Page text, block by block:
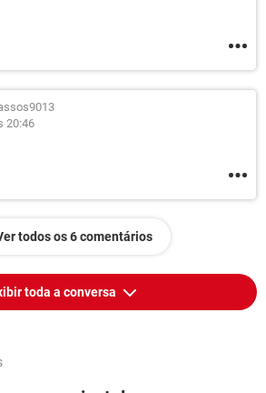
20:46
todos os 6 comentários
toda a conversa